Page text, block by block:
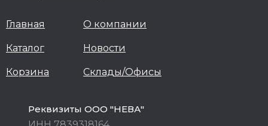
Главная
Каталог
Корзина
О компании
Новости
Склады/Офисы
Реквизиты ООО "НЕВА"